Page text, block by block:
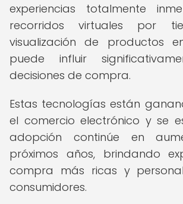
experiencias totalmente
recorridos virtuales por
visualización de productos
puede influir
decisiones de compra.
Estas tecnologías están
el comercio electrónico y se
adopción continúe en
próximos años, brindando
compra más ricas y
consumidores.